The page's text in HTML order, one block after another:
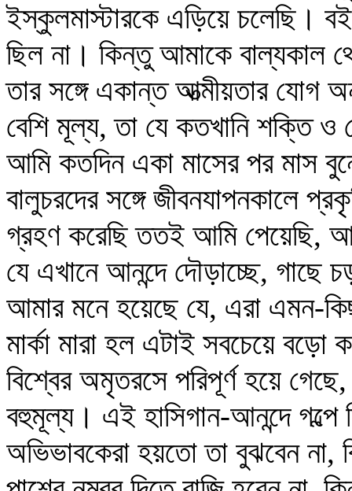
ইস্কুলমাস্টারকে এড়িয়ে চলেছি।
ছিল না। কিন্তু আমাকে বাল্যকাল
তার সঙ্গে একান্ত আত্মীয়তার যোগ
বেশি মূল্য, তা যে কতখানি শক্তি ও
আমি কতদিন একা মাসের পর মাস
বালুচরদের সঙ্গে জীবনযাপনকালে
গ্রহণ করেছি ততই আমি পেয়েছি,
যে এখানে আনন্দে দৌড়াচ্ছে,
আমার মনে হয়েছে যে, এরা এমন-
মার্কা মারা হল এটাই সবচেয়ে বড়ো
বিশ্বের অমৃতরসে পরিপূর্ণ হয়ে
বহুমূল্য। এই হাসিগান-আনন্দে গল্পে
অভিভাবকেরা হয়তো তা বুঝবেন না,